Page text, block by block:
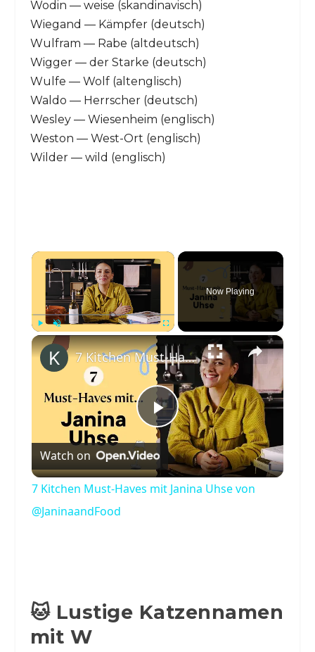
Wodin — weise (skandinavisch)
Wiegand — Kämpfer (deutsch)
Wulfram — Rabe (altdeutsch)
Wigger — der Starke (deutsch)
Wulfe — Wolf (altenglisch)
Waldo — Herrscher (deutsch)
Wesley — Wiesenheim (englisch)
Weston — West-Ort (englisch)
Wilder — wild (englisch)
×
Play Unmute
Now Playing
×
Play
Video
7 Kitchen Must-Haves mit Janina Uhse von @JaninaandFood
Watch on
7 Kitchen Must-Haves mit Janina Uhse von
@JaninaandFood
🐱 Lustige Katzennamen
mit W